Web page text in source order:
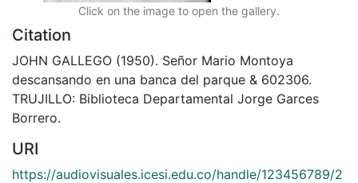
Click on the image to open the gallery.
Citation
JOHN GALLEGO (1950). Señor Mario Montoya
descansando en una banca del parque & 602306.
TRUJILLO: Biblioteca Departamental Jorge Garces
Borrero.
URI
https://audiovisuales.icesi.edu.co/handle/123456789/2